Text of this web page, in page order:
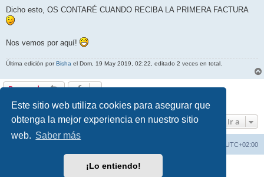
Este sitio web utiliza cookies para asegurar que
obtenga la mejor experiencia en nuestro sitio
web. Saber más
¡Lo entiendo!
Dicho esto, OS CONTARÉ CUANDO RECIBA LA PRIMERA FACTURA
Nos vemos por aquí!
Última edición porBisha el Dom, 19 May 2019, 02:22, editado 2 veces en total.
Responder
1 mensaje • Página de 1
Ir a
UTC+02:00
Desarrollado porphpBB® Forum Software © phpBB Limited